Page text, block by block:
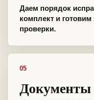
Даем порядок
комплект и
проверки.
05
Документы